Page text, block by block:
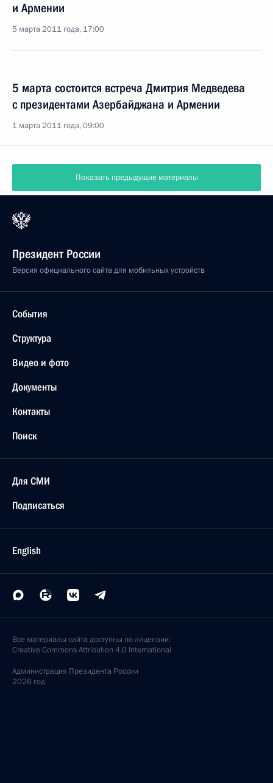
и Армении
5 марта 2011 года, 17:00
5 марта состоится встреча Дмитрия Медведева
с президентами Азербайджана и Армении
1 марта 2011 года, 09:00
Показать предыдущие материалы
Президент России
Версия официального сайта для мобильных устройств
События
Структура
Видео и фото
Документы
Контакты
Поиск
Для СМИ
Подписаться
English
Все материалы сайта доступны по лицензии:
Creative Commons Attribution 4.0 International
Администрация Президента России
2026 год